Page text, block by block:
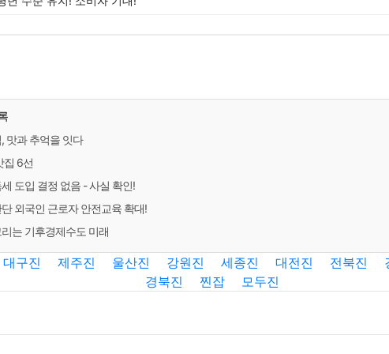
맛과 추억을 잇다
집 6선
도입 결정 없음 - 사실 확인!
외국인 근로자 안전교육 확대!
는 기후경제수도 미래
대구진 제주진 울산진 강원진 세종진 대전진 전북진
경북진
찐잡 모두진